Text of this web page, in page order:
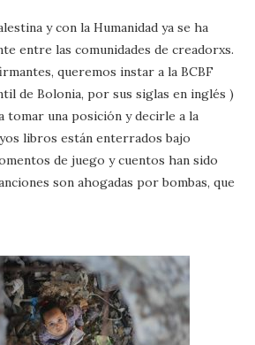
y con la Humanidad ya se ha
entre las comunidades de creadorxs.
queremos instar a la BCBF
de Bolonia, por sus siglas en inglés )
tomar una posición y decirle a la
libros están enterrados bajo
de juego y cuentos han sido
son ahogadas por bombas, que